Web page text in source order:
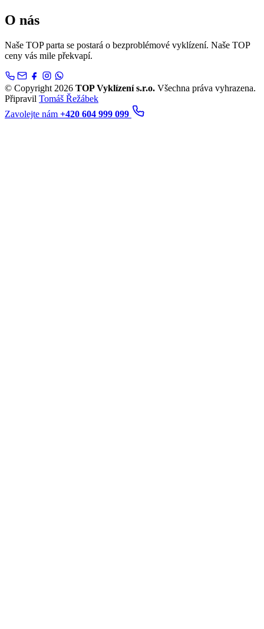
O nás
Naše TOP parta se postará o bezproblémové vyklízení. Naše TOP
ceny vás mile překvapí.
© Copyright 2026 TOP Vyklízení s.r.o. Všechna práva vyhrazena.
Připravil Tomáš Řežábek
Zavolejte nám +420 604 999 099